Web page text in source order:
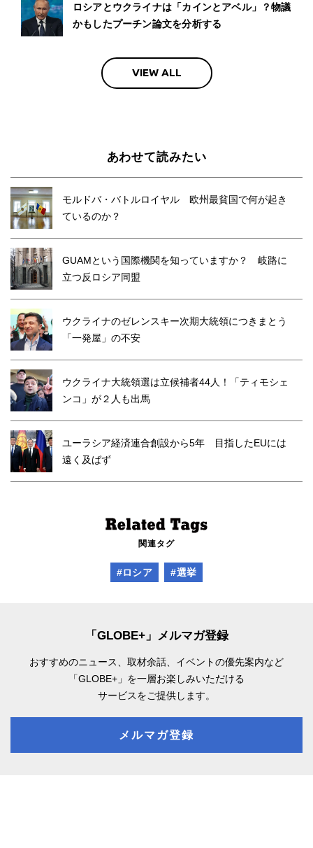
ロシアとウクライナは「カインとアベル」？物議
かもしたプーチン論文を分析する
VIEW ALL
あわせて読みたい
モルドバ・バトルロイヤル 欧州最貧国で何が起き
ているのか？
GUAMという国際機関を知っていますか？ 岐路に
立つ反ロシア同盟
ウクライナのゼレンスキー次期大統領につきまとう
「一発屋」の不安
ウクライナ大統領選は立候補者44人！「ティモシェ
ンコ」が２人も出馬
ユーラシア経済連合創設から5年 目指したEUには
遠く及ばず
関連タグ
#ロシア #選挙
「GLOBE+」メルマガ登録
おすすめのニュース、取材余話、 イベントの優先案内など
「GLOBE+」を一層お楽しみいただける
サービスをご提供します。
メルマガ登録